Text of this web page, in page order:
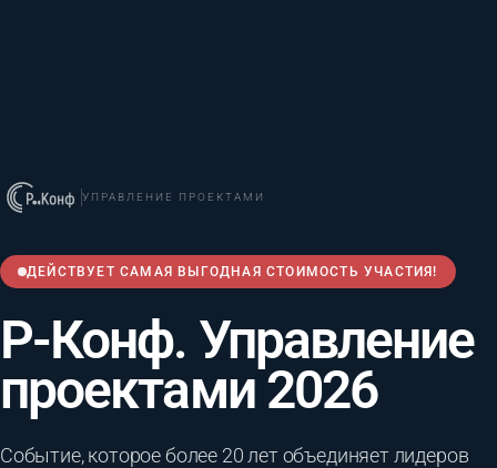
УПРАВЛЕНИЕ ПРОЕКТАМИ
ДЕЙСТВУЕТ САМАЯ ВЫГОДНАЯ СТОИМОСТЬ УЧАСТИЯ!
Р-Конф. Управление
проектами 2026
Событие, которое более 20 лет объединяет лидеров